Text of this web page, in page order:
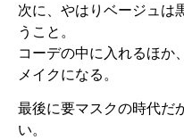
次に、やはりベージュは
うこと。
コーデの中に入れるほか
メイクになる。
最後に要マスクの時代だ
い。